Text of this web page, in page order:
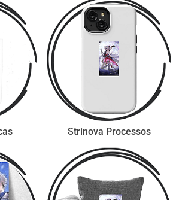
Strinova Processos